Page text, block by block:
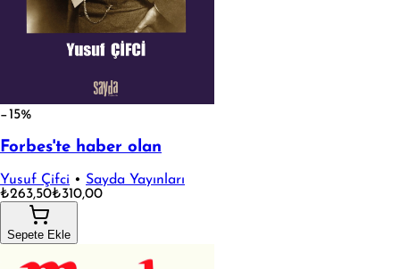
−15%
Forbes'te haber olan
Yusuf Çifci • Sayda Yayınları
₺263,50₺310,00
Sepete Ekle